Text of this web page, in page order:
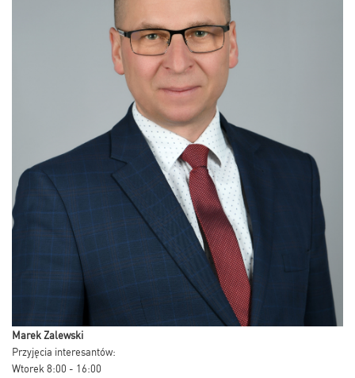
Marek Zalewski
Przyjęcia interesantów:
Wtorek 8:00 - 16:00